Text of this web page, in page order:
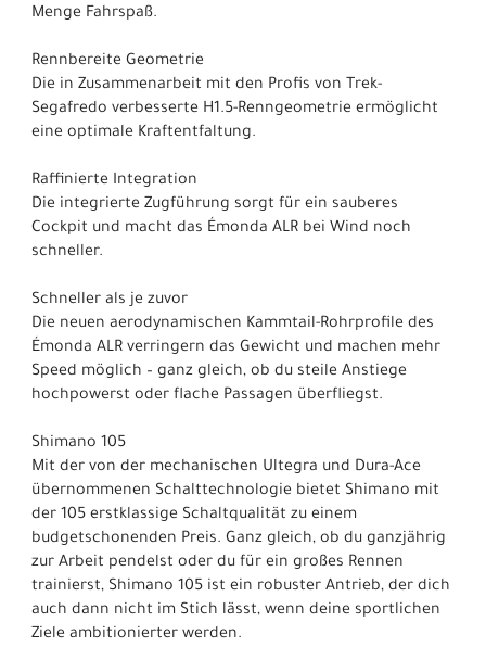
Menge Fahrspaß.
Rennbereite Geometrie
Die in Zusammenarbeit mit den Profis von Trek-
Segafredo verbesserte H1.5-Renngeometrie ermöglicht
eine optimale Kraftentfaltung.
Raffinierte Integration
Die integrierte Zugführung sorgt für ein sauberes
Cockpit und macht das Émonda ALR bei Wind noch
schneller.
Schneller als je zuvor
Die neuen aerodynamischen Kammtail-Rohrprofile des
Émonda ALR verringern das Gewicht und machen mehr
Speed möglich – ganz gleich, ob du steile Anstiege
hochpowerst oder flache Passagen überfliegst.
Shimano 105
Mit der von der mechanischen Ultegra und Dura-Ace
übernommenen Schalttechnologie bietet Shimano mit
der 105 erstklassige Schaltqualität zu einem
budgetschonenden Preis. Ganz gleich, ob du ganzjährig
zur Arbeit pendelst oder du für ein großes Rennen
trainierst, Shimano 105 ist ein robuster Antrieb, der dich
auch dann nicht im Stich lässt, wenn deine sportlichen
Ziele ambitionierter werden.